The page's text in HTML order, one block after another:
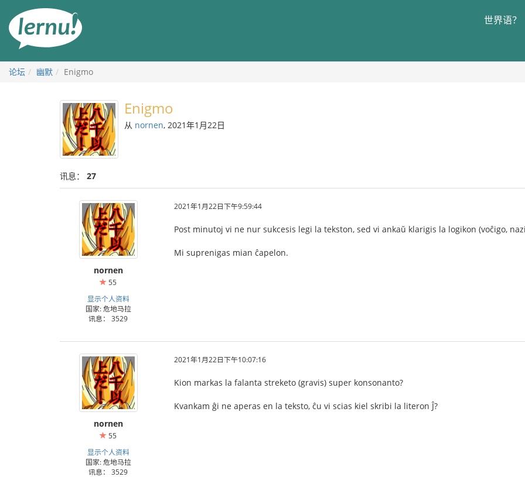
世界语？
论坛 幽默 Enigmo
Enigmo
从 nornen, 2021年1月22日
讯息： 27
nornen
55
显示个人资料
国家: 危地马拉
讯息： 3529
2021年1月22日下午9:59:44
Post minutoj vi ne nur sukcesis legi la tekston, sed vi ankaŭ klarigis la logikon (voĉigo,
Mi suprenigas mian ĉapelon.
nornen
55
显示个人资料
国家: 危地马拉
讯息： 3529
2021年1月22日下午10:07:16
Kion markas la falanta streketo (gravis) super konsonanto?
Kvankam ĝi ne aperas en la teksto, ĉu vi scias kiel skribi la literon Ĵ?